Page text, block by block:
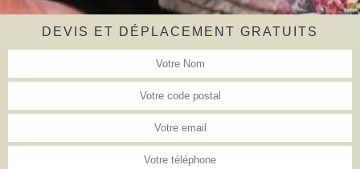
DEVIS ET DÉPLACEMENT GRATUITS